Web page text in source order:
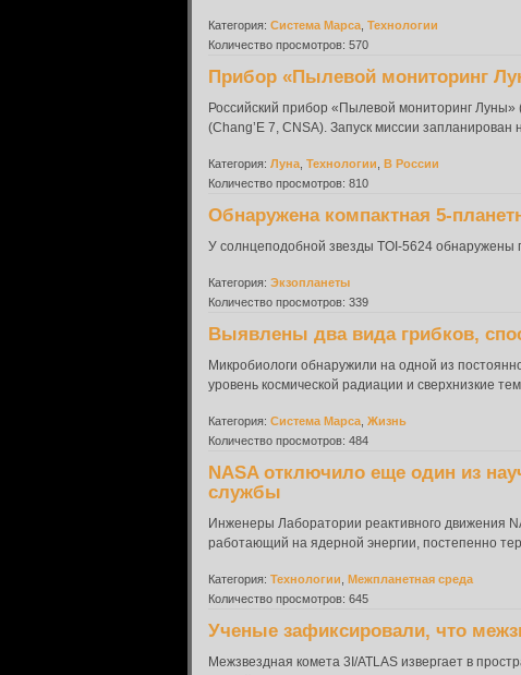
Категория: Система Марса Технологии
Количество просмотров: 570
Прибор «Пылевой мониторинг
Российский прибор «Пылевой мониторинг
(Chang’E 7, CNSA). Запуск миссии запланирован
Категория: Луна Технологии В России
Количество просмотров: 810
Обнаружена компактная 5-
У солнцеподобной звезды TOI-5624 обнаружены
Категория: Экзопланеты
Количество просмотров: 339
Выявлены два вида грибков,
Микробиологи обнаружили на одной из
уровень космической радиации и сверхнизкие
Категория: Система Марса Жизнь
Количество просмотров: 484
NASA отключило еще один из
службы
Инженеры Лаборатории реактивного движения
работающий на ядерной энергии, постепенно
Категория: Технологии Межпланетная среда
Количество просмотров: 645
Ученые зафиксировали, что
Межзвездная комета 3I/ATLAS извергает в